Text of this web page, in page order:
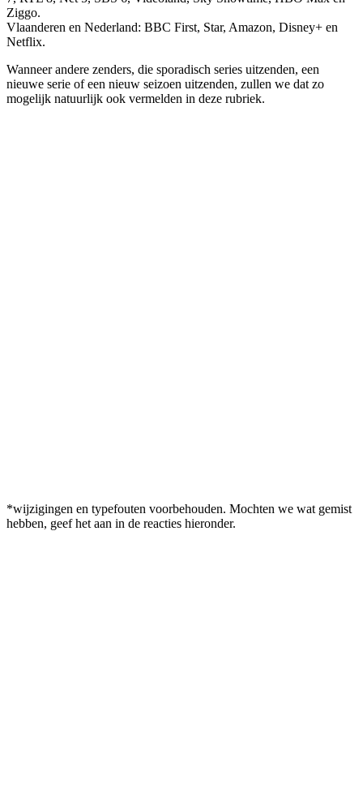
Ziggo.
Vlaanderen en Nederland: BBC First, Star, Amazon, Disney+ en
Netflix.
Wanneer andere zenders, die sporadisch series uitzenden, een
nieuwe serie of een nieuw seizoen uitzenden, zullen we dat zo
mogelijk natuurlijk ook vermelden in deze rubriek.
*wijzigingen en typefouten voorbehouden. Mochten we wat gemist
hebben, geef het aan in de reacties hieronder.